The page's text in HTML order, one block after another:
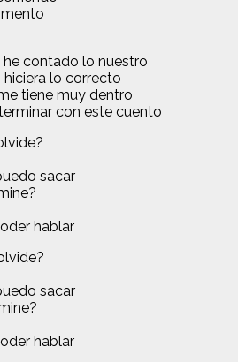
contado lo nuestro
lo correcto
tiene muy dentro
con este cuento
sacar
hablar
sacar
hablar